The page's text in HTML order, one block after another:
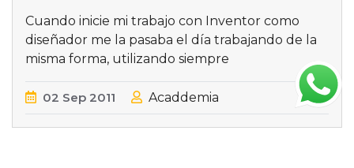
Cuando inicie mi trabajo con Inventor como
diseñador me la pasaba el día trabajando de la
misma forma, utilizando siempre
02 Sep 2011 Acaddemia